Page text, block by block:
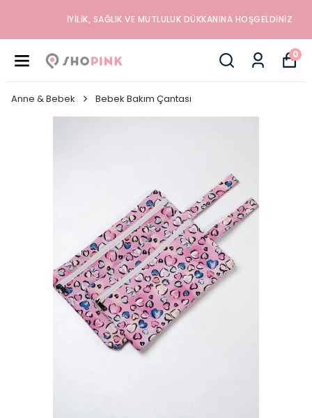
İYILIK, SAĞLIK VE MUTLULUK DÜKKANINA HOŞGELDINIZ
0
Anne & Bebek Bebek Bakım Çantası